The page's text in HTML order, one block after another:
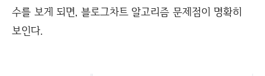
수를 보게 되면, 블로그차트 알고리즘 문제점이 명확히
보인다.